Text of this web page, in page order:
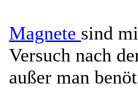
Magnete sind
Versuch nach
außer man